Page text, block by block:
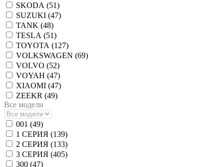
SKODA (51)
SUZUKI (47)
TANK (48)
TESLA (51)
TOYOTA (127)
VOLKSWAGEN (69)
VOLVO (52)
VOYAH (47)
XIAOMI (47)
ZEEKR (49)
Все модели
001 (49)
1 СЕРИЯ (139)
2 СЕРИЯ (133)
3 СЕРИЯ (405)
300 (47)